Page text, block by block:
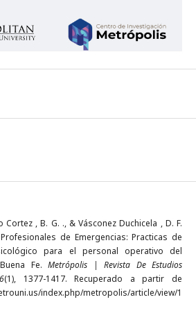
Cortez , B. G. ., & Vásconez Duchicela , D. F.
de Emergencias: Practicas de
para el personal operativo del
Fe.Metrópolis | Revista De Estudios
6(1), 1377-1417. Recuperado a partir de
index.php/metropolis/article/view/1